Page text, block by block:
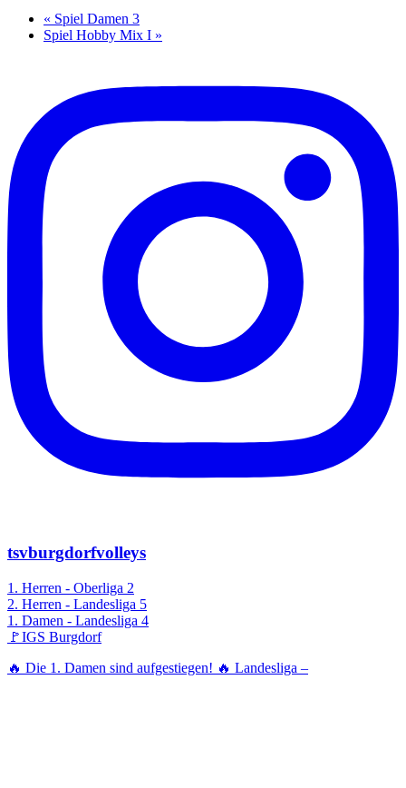
« Spiel Damen 3
Spiel Hobby Mix I »
tsvburgdorfvolleys
1. Herren - Oberliga 2
2. Herren - Landesliga 5
1. Damen - Landesliga 4
🚩IGS Burgdorf
🔥 Die 1. Damen sind aufgestiegen! 🔥 Landesliga –